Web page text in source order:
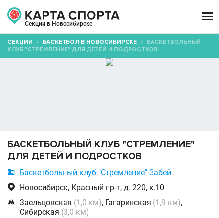
Секции в Новосибирске

СЕКЦИИ / БАСКЕТБОЛ В НОВОСИБИРСКЕ / БАСКЕТБОЛЬНЫЙ
КЛУБ "СТРЕМЛЕНИЕ" ДЛЯ ДЕТЕЙ И ПОДРОСТКОВ
БАСКЕТБОЛЬНЫЙ КЛУБ "СТРЕМЛЕНИЕ"
ДЛЯ ДЕТЕЙ И ПОДРОСТКОВ
 Баскетбольный клуб "Стремление" Забей
 Новосибирск, Красный пр-т, д. 220, к.10
 Заельцовская (1,0 км), Гагаринская (1,9 км),
Сибирская (3,0 км)